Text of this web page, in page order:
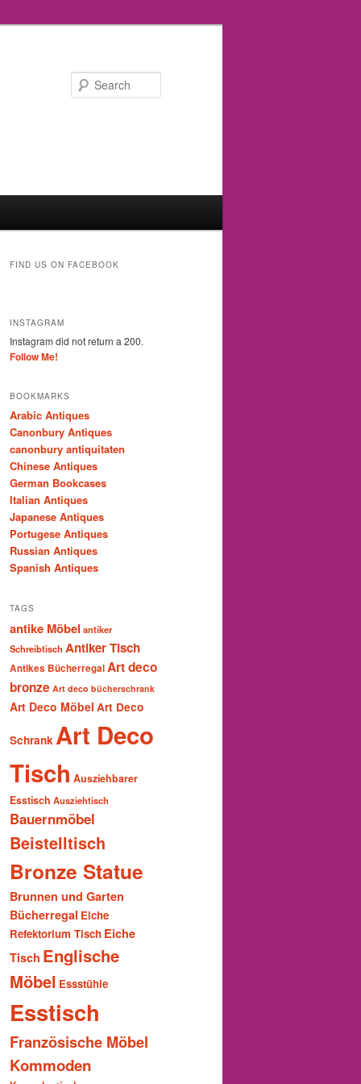
FIND US ON FACEBOOK
INSTAGRAM
Instagram did not return a 200.
Follow Me!
BOOKMARKS
Arabic Antiques
Canonbury Antiques
canonbury antiquitaten
Chinese Antiques
German Bookcases
Italian Antiques
Japanese Antiques
Portugese Antiques
Russian Antiques
Spanish Antiques
TAGS
antike Möbel antiker
Schreibtisch Antiker Tisch
Antikes BücherregalArt deco
bronze Art deco bücherschrank
Art Deco Möbel Art Deco
Schrank Art Deco
Tisch Ausziehbarer
Esstisch Ausziehtisch
Bauernmöbel
Beistelltisch
Bronze Statue
Brunnen und Garten
Bücherregal Eiche
Refektorium Tisch Eiche
Tisch Englische
Möbel Essstühle
Esstisch
Französische Möbel
Kommoden